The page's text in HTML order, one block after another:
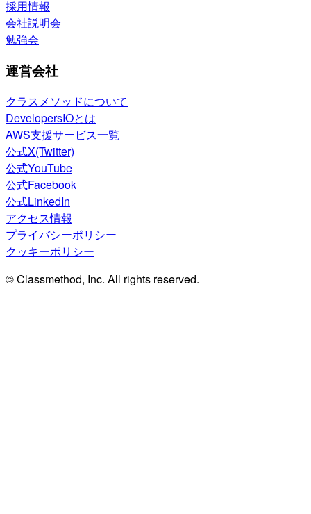
採用情報
会社説明会
勉強会
運営会社
クラスメソッドについて
DevelopersIOとは
AWS支援サービス一覧
公式X(Twitter)
公式YouTube
公式Facebook
公式LinkedIn
アクセス情報
プライバシーポリシー
クッキーポリシー
© Classmethod, Inc. All rights reserved.